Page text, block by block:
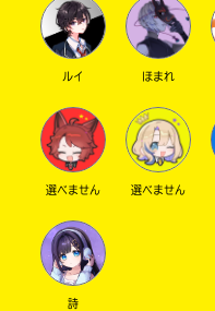
ルイ ほまれ
選べません 選べません
詩